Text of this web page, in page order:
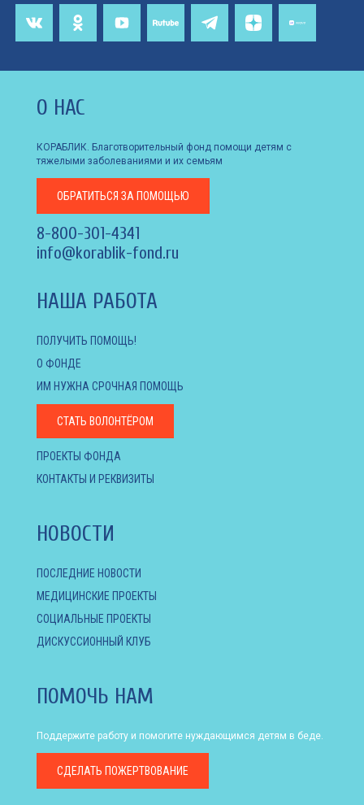
О НАС
КОРАБЛИК. Благотворительный фонд помощи детям с
тяжелыми заболеваниями и их семьям
ОБРАТИТЬСЯ ЗА ПОМОЩЬЮ
8-800-301-4341
info@korablik-fond.ru
НАША РАБОТА
ПОЛУЧИТЬ ПОМОЩЬ!
О ФОНДЕ
ИМ НУЖНА СРОЧНАЯ ПОМОЩЬ
СТАТЬ ВОЛОНТЁРОМ
ПРОЕКТЫ ФОНДА
КОНТАКТЫ И РЕКВИЗИТЫ
НОВОСТИ
ПОСЛЕДНИЕ НОВОСТИ
МЕДИЦИНСКИЕ ПРОЕКТЫ
СОЦИАЛЬНЫЕ ПРОЕКТЫ
ДИСКУССИОННЫЙ КЛУБ
ПОМОЧЬ НАМ
Поддержите работу и помогите нуждающимся детям в беде.
СДЕЛАТЬ ПОЖЕРТВОВАНИЕ